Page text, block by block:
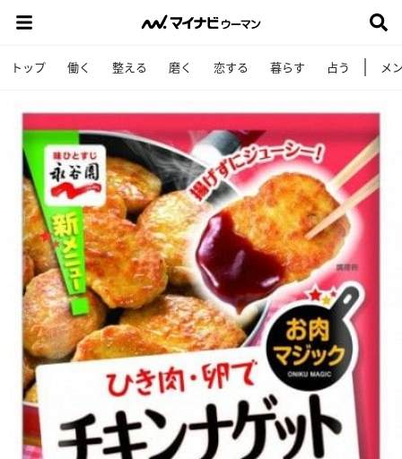
トップ 働く 整える 磨く 恋する 暮らす 占う メ